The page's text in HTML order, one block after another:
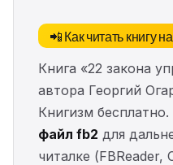
📲 Как читать книгу
Книга «22 закона
автора Георгий
Книгизм
файл fb2 для
читалке (FBReader,